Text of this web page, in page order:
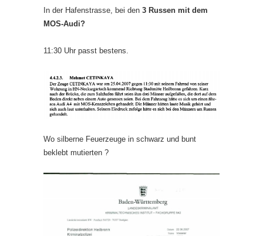
In der Hafenstrasse, bei den 3 Russen mit dem
MOS-Audi?
11:30 Uhr passt bestens.
Wo silberne Feuerzeuge in schwarz und bunt
beklebt mutierten ?